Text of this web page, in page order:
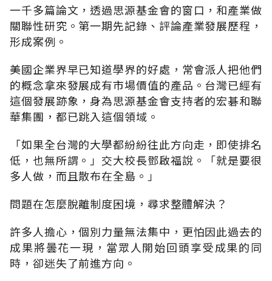
一千多篇論文，透過思源基金會的窗口，和產業做
關聯性研究。第一期先記錄、評論產業發展歷程，
形成案例。
美國企業界早已知道學界的好處，常會派人把他們
的概念拿來發展成有市場價值的產品。台灣已經有
這個發展跡象，身為思源基金會支持者的宏碁和聯
華集團，都已跳入這個領域。
「如果全台灣的大學都紛紛往此方向走，即使排名
低，也無所謂。」交大校長鄧啟福說。「就是要很
多人做，而且散布在全島。」
問題在怎麼脫離制度困境，尋求整體解決？
許多人擔心，個別力量無法集中，更怕因此過去的
成果將曇花一現，當眾人開始回頭享受成果的同
時，卻迷失了前進方向。